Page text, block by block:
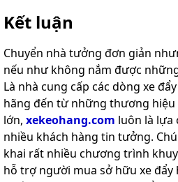
Kết luận
Chuyển nhà tưởng đơn giản
nếu như không nắm được
Là nhà cung cấp các dòng xe
hãng đến từ những thương hiệu
lớn, xekeohang.com luôn là lựa
nhiều khách hàng tin tưởng.
khai rất nhiều chương trình
hỗ trợ người mua sở hữu xe đẩy